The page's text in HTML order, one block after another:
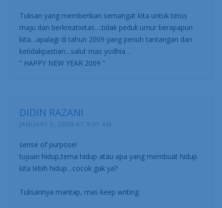
Tulisan yang memberikan semangat kita untuk terus
maju dan berkreativitas….tidak peduli umur berapapun
kita…apalagi di tahun 2009 yang penuh tantangan dan
ketidakpastian…salut mas yodhia…
” HAPPY NEW YEAR 2009 “
DIDIN RAZANI
JANUARY 5, 2009 AT 9:01 AM
sense of purpose!
tujuan hidup,tema hidup atau apa yang membuat hidup
kita lebih hidup…cocok gak ya?
Tulisannya mantap, mas keep writing.